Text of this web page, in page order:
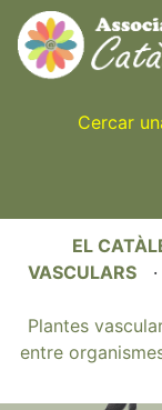
Cercar
EL
VASCULARS ·
Plantes
entre